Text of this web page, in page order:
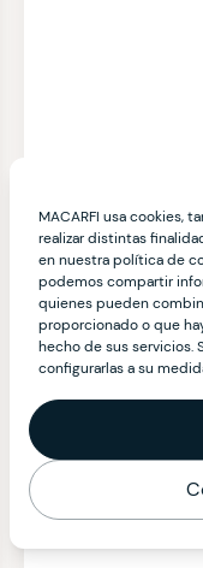
MACARFI usa cookies,
realizar distintas
en nuestra política de
podemos compartir
quienes pueden
proporcionado o que
hecho de sus servicios.
configurarlas a su